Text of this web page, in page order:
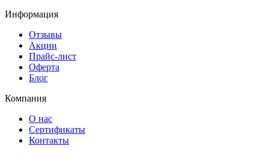
Информация
Отзывы
Акции
Прайс-лист
Оферта
Блог
Компания
О нас
Сертификаты
Контакты